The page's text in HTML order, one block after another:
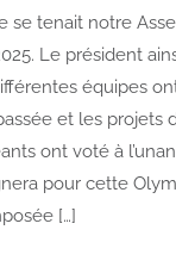
se tenait notre
Le président
équipes
et les projets
ont voté à
pour cette
[…]